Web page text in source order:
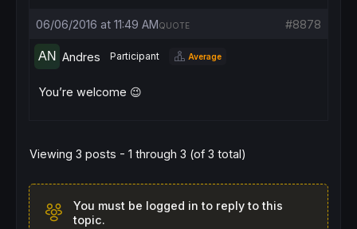
06/06/2016 at 11:49 AM #8878
QUOTE
Andres Participant Average
You’re welcome 😉
Viewing 3 posts - 1 through 3 (of 3 total)
You must be logged in to reply to this
topic.